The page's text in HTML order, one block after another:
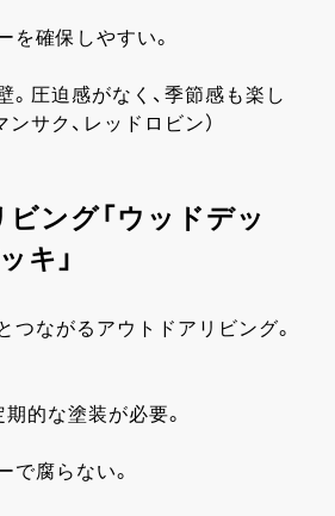
を確保しやすい。
。圧迫感がなく、季節感も楽し
ンサク、レッドロビン）
ング「ウッドデッ
キ」
つながるアウトドアリビング。
的な塗装が必要。
で腐らない。